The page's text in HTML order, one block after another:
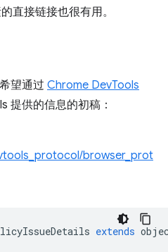
直接链接也很有用。
望通过 Chrome DevTools
提供的信息的初稿：
browser_prot
extends